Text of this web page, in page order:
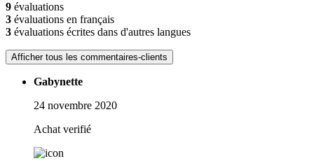
9 évaluations
3 évaluations en français
3 évaluations écrites dans d'autres langues
Afficher tous les commentaires-clients
Gabynette
24 novembre 2020
Achat verifié